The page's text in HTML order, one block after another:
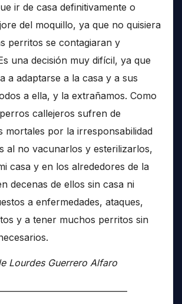
ir de casa definitivamente o
del moquillo, ya que no quisiera
perritos se contagiaran y
una decisión muy difícil, ya que
a adaptarse a la casa y a sus
a ella, y la extrañamos. Como
callejeros sufren de
mortales por la irresponsabilidad
al no vacunarlos y esterilizarlos,
casa y en los alrededores de la
decenas de ellos sin casa ni
a enfermedades, ataques,
y a tener muchos perritos sin
Lourdes Guerrero Alfaro